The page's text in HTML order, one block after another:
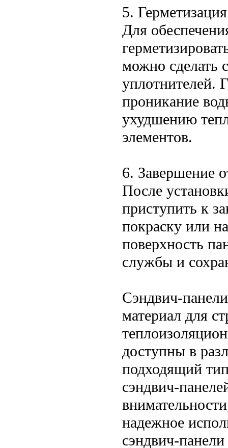
5.
Для
можно сделать
уплотнителей.
проникание
ухудшению
элементов.
6. Завершение
После
приступить к
покраску или
поверхность
службы и
Сэндвич-
материал для
доступны в
подходящий
сэндвич-
надежное
сэндвич-